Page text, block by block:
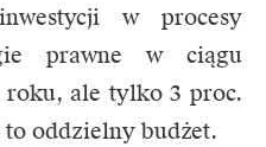
w procesy
prawne w ciągu
roku, ale tylko 3 proc.
to oddzielny budżet.